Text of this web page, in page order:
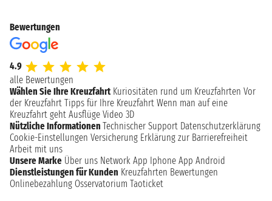
Bewertungen
4.9
alle Bewertungen
Wählen Sie Ihre Kreuzfahrt Kuriositäten rund um Kreuzfahrten Vor
der Kreuzfahrt Tipps für Ihre Kreuzfahrt Wenn man auf eine
Kreuzfahrt geht Ausflüge Video 3D
Nützliche Informationen Technischer Support Datenschutzerklärung
Cookie-Einstellungen Versicherung Erklärung zur Barrierefreiheit
Arbeit mit uns
Unsere Marke Über uns Network App Iphone App Android
Dienstleistungen für Kunden Kreuzfahrten Bewertungen
Onlinebezahlung Osservatorium Taoticket